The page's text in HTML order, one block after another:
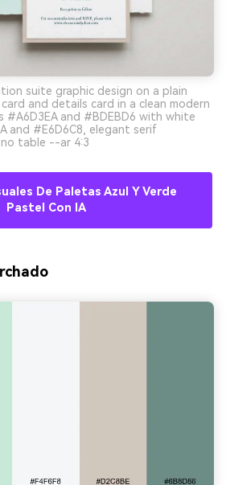
suite graphic design on a plain
and details card in a clean modern
#A6D3EA and #BDEBD6 with white
and #E6D6C8, elegant serif
table --ar 4:3
De Paletas Azul Y Verde
Pastel Con IA